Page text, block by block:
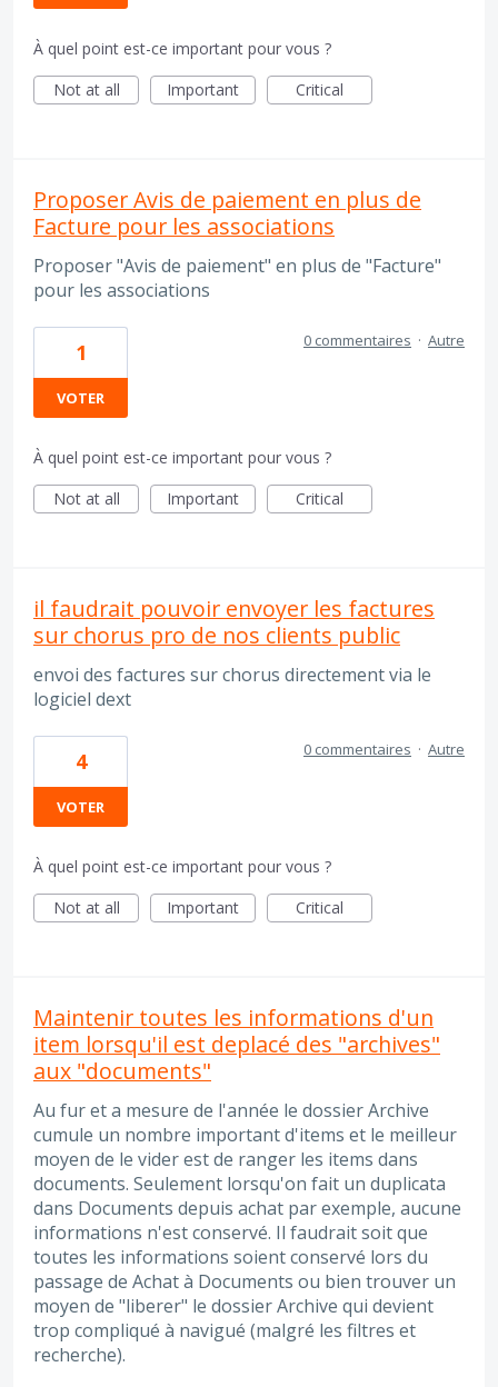
À quel point est-ce important pour vous ?
Not at all
Important Critical
Proposer Avis de paiement en plus de
Facture pour les associations
Proposer "Avis de paiement" en plus de "Facture"
pour les associations
1
VOTER
0 commentaires · Autre
À quel point est-ce important pour vous ?
Not at all
Important Critical
il faudrait pouvoir envoyer les factures
sur chorus pro de nos clients public
envoi des factures sur chorus directement via le
logiciel dext
4
VOTER
0 commentaires · Autre
À quel point est-ce important pour vous ?
Not at all
Important Critical
Maintenir toutes les informations d'un
item lorsqu'il est deplacé des "archives"
aux "documents"
Au fur et a mesure de l'année le dossier Archive
cumule un nombre important d'items et le meilleur
moyen de le vider est de ranger les items dans
documents. Seulement lorsqu'on fait un duplicata
dans Documents depuis achat par exemple, aucune
informations n'est conservé. Il faudrait soit que
toutes les informations soient conservé lors du
passage de Achat à Documents ou bien trouver un
moyen de "liberer" le dossier Archive qui devient
trop compliqué à navigué (malgré les filtres et
recherche).